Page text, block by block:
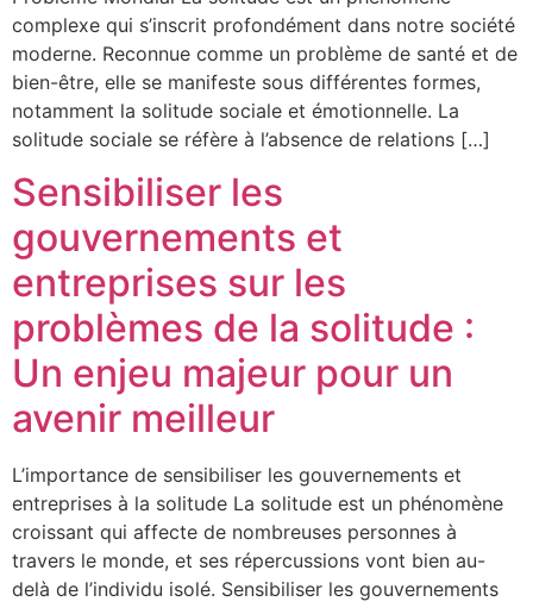
complexe qui s’inscrit profondément dans notre société
moderne. Reconnue comme un problème de santé et de
bien-être, elle se manifeste sous différentes formes,
notamment la solitude sociale et émotionnelle. La
solitude sociale se réfère à l’absence de relations […]
Sensibiliser les
gouvernements et
entreprises sur les
problèmes de la solitude :
Un enjeu majeur pour un
avenir meilleur
L’importance de sensibiliser les gouvernements et
entreprises à la solitude La solitude est un phénomène
croissant qui affecte de nombreuses personnes à
travers le monde, et ses répercussions vont bien au-
delà de l’individu isolé. Sensibiliser les gouvernements